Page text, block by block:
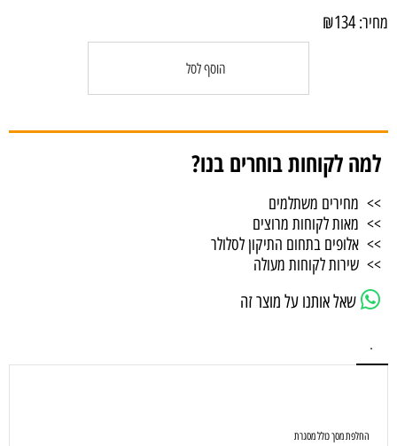
מחיר: ₪134
הוסף לסל
למה לקוחות בוחרים בנו?
>> מחירים משתלמים
>> מאות לקוחות מרוצים
>> אלופים בתחום התיקון לסלולר
>> שירות לקוחות מעולה
שאל אותנו על מוצר זה
.
החלפת מסך כולל מסגרת